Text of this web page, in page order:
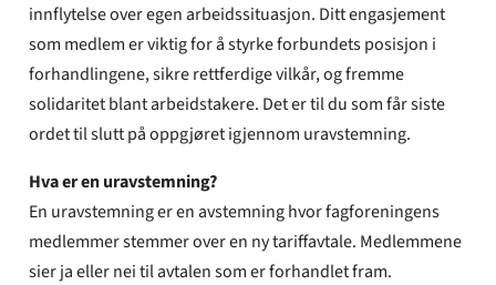
innflytelse over egen arbeidssituasjon. Ditt engasjement
som medlem er viktig for å styrke forbundets posisjon i
forhandlingene, sikre rettferdige vilkår, og fremme
solidaritet blant arbeidstakere. Det er til du som får siste
ordet til slutt på oppgjøret igjennom uravstemning.
Hva er en uravstemning?
En uravstemning er en avstemning hvor fagforeningens
medlemmer stemmer over en ny tariffavtale. Medlemmene
sier ja eller nei til avtalen som er forhandlet fram.